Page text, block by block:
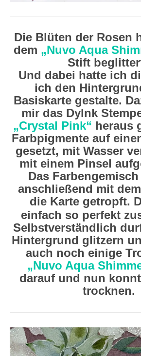
Die Blüten der Rosen
dem „Nuvo Aqua
Stift
Und dabei hatte ich
ich den
Basiskarte gestalte.
mir das DyInk
„Crystal Pink“ heraus
Farbpigmente auf
gesetzt, mit Wasser
mit einem Pinsel
Das
anschließend mit
die Karte getropft.
einfach so perfekt
Selbstverständlich
Hintergrund glitzern
auch noch einige
„Nuvo Aqua
darauf und nun
trocknen.